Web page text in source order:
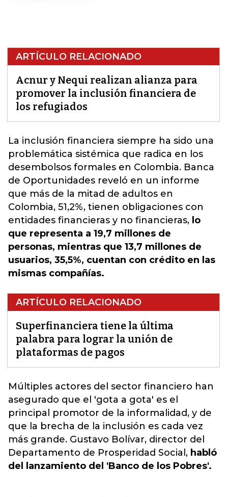
ARTÍCULO RELACIONADO
Acnur y Nequi realizan alianza para
promover la inclusión financiera de
los refugiados
La inclusión financiera siempre ha sido una
problemática sistémica que radica en los
desembolsos formales en Colombia. Banca
de Oportunidades reveló en un informe
que más de la mitad de adultos en
Colombia, 51,2%, tienen obligaciones con
entidades financieras y no financieras, lo
que representa a 19,7 millones de
personas, mientras que 13,7 millones de
usuarios, 35,5%, cuentan con crédito en las
mismas compañías.
ARTÍCULO RELACIONADO
Superfinanciera tiene la última
palabra para lograr la unión de
plataformas de pagos
Múltiples actores del sector financiero han
asegurado que el 'gota a gota' es el
principal promotor de la informalidad, y de
que la brecha de la inclusión es cada vez
más grande. Gustavo Bolívar, director del
Departamento de Prosperidad Social, habló
del lanzamiento del 'Banco de los Pobres'.